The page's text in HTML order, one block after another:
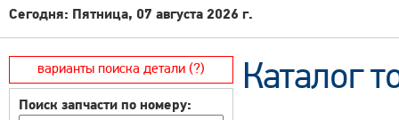
Сегодня: Пятница, 07 августа 2026 г.
варианты поиска детали (?)
Поиск запчасти по номеру:
Каталог